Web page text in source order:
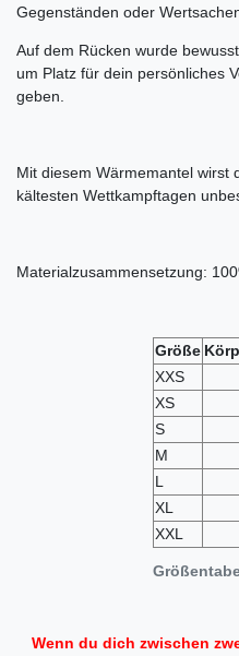
Gegenständen oder
Auf dem Rücken wurde
um Platz für dein persönliches
geben.
Mit diesem Wärmemantel wirst
kältesten Wettkampftagen
Materialzusammensetzung:
Größe
XXS
XS
S
M
L
XL
XXL
Wenn du dich zwischen